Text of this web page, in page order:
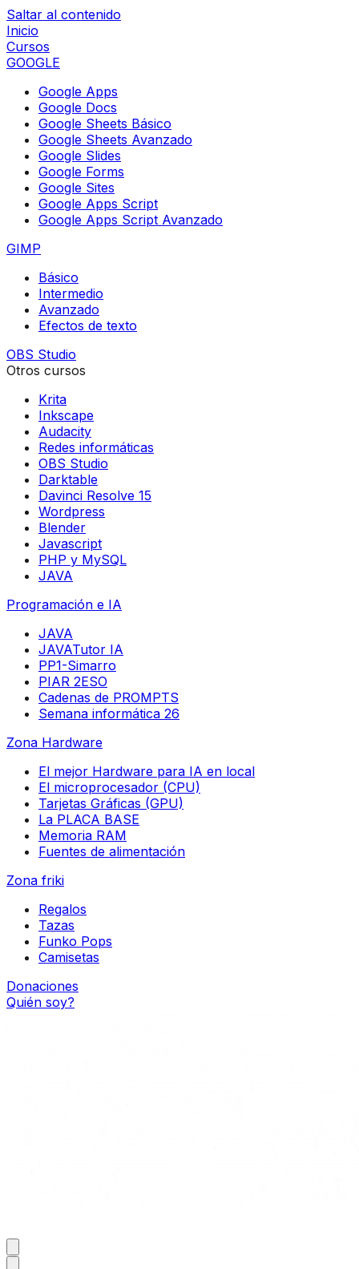
Saltar al contenido
Inicio
Cursos
GOOGLE
Google Apps
Google Docs
Google Sheets Básico
Google Sheets Avanzado
Google Slides
Google Forms
Google Sites
Google Apps Script
Google Apps Script Avanzado
GIMP
Básico
Intermedio
Avanzado
Efectos de texto
OBS Studio
Otros cursos
Krita
Inkscape
Audacity
Redes informáticas
OBS Studio
Darktable
Davinci Resolve 15
Wordpress
Blender
Javascript
PHP y MySQL
JAVA
Programación e IA
JAVA
JAVATutor IA
PP1-Simarro
PIAR 2ESO
Cadenas de PROMPTS
Semana informática 26
Zona Hardware
El mejor Hardware para IA en local
El microprocesador (CPU)
Tarjetas Gráficas (GPU)
La PLACA BASE
Memoria RAM
Fuentes de alimentación
Zona friki
Regalos
Tazas
Funko Pops
Camisetas
Donaciones
Quién soy?